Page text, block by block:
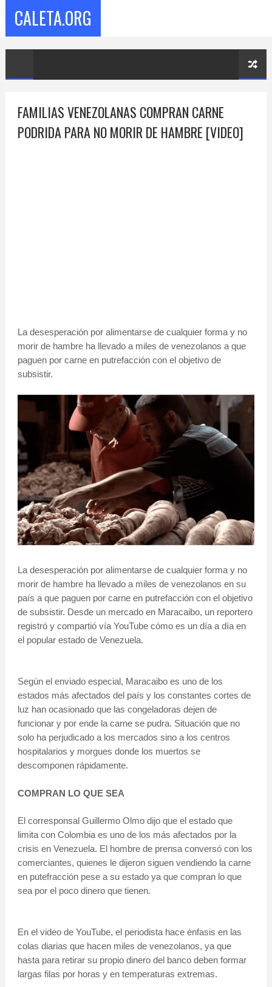
CALETA.ORG
FAMILIAS VENEZOLANAS COMPRAN CARNE
PODRIDA PARA NO MORIR DE HAMBRE [VIDEO]
La desesperación por alimentarse de cualquier forma y no
morir de hambre ha llevado a miles de venezolanos a que
paguen por carne en putrefacción con el objetivo de
subsistir.
La desesperación por alimentarse de cualquier forma y no
morir de hambre ha llevado a miles de venezolanos en su
país a que paguen por carne en putrefacción con el objetivo
de subsistir. Desde un mercado en Maracaibo, un reportero
registró y compartió vía YouTube cómo es un día a día en
el popular estado de Venezuela.
Según el enviado especial, Maracaibo es uno de los
estados más afectados del país y los constantes cortes de
luz han ocasionado que las congeladoras dejen de
funcionar y por ende la carne se pudra. Situación que no
solo ha perjudicado a los mercados sino a los centros
hospitalarios y morgues donde los muertos se
descomponen rápidamente.
COMPRAN LO QUE SEA
El corresponsal Guillermo Olmo dijo que el estado que
limita con Colombia es uno de los más afectados por la
crisis en Venezuela. El hombre de prensa conversó con los
comerciantes, quienes le dijeron siguen vendiendo la carne
en putefracción pese a su estado ya que compran lo que
sea por el poco dinero que tienen.
En el video de YouTube, el periodista hace énfasis en las
colas diarias que hacen miles de venezolanos, ya que
hasta para retirar su propio dinero del banco deben formar
largas filas por horas y en temperaturas extremas.